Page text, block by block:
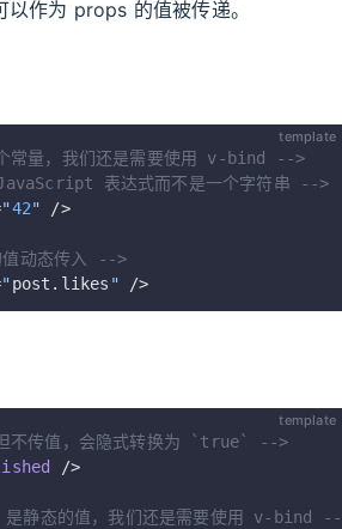
以作为 props 的值被传递。
template
量，我们还是需要使用 v-bind -->
表达式而不是一个字符串 -->
"42" />
动态传入 -->
"post.likes " />
template
传值，会隐式转换为 `true` -->
/>
态的值，我们还是需要使用 v-bind